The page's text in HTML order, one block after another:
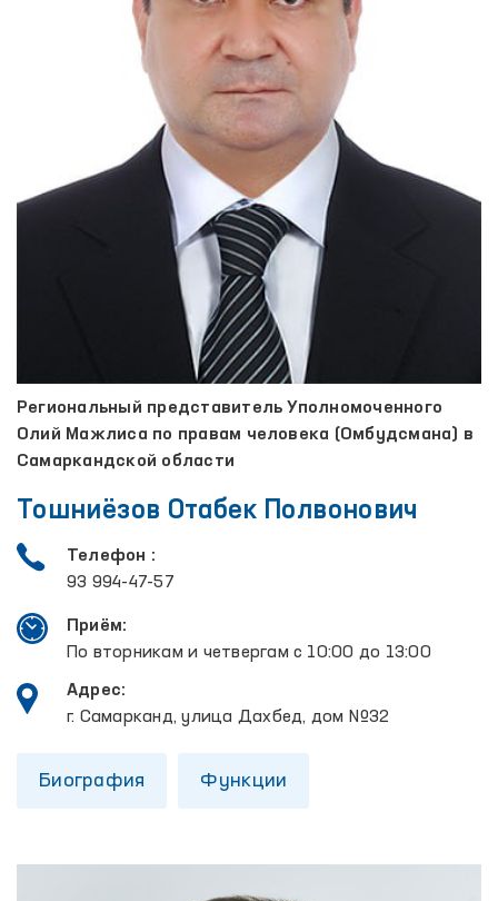
Региональный представитель Уполномоченного
Олий Мажлиса по правам человека (Омбудсмана) в
Самаркандской области
Тошниёзов Отабек Полвонович
Телефон :
93 994-47-57
Приём:
По вторникам и четвергам с 10:00 до 13:00
Адрес:
г. Самарканд, улица Дахбед, дом №32
Биография Функции